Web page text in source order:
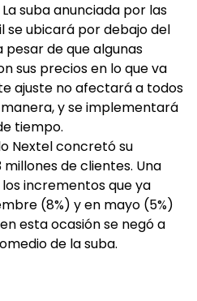
suba anunciada por las
se ubicará por debajo del
de que algunas
sus precios en lo que va
ajuste no afectará a todos
y se implementará
tiempo.
Nextel concretó su
millones de clientes. Una
incrementos que ya
(8%) y en mayo (5%)
esta ocasión se negó a
de la suba.